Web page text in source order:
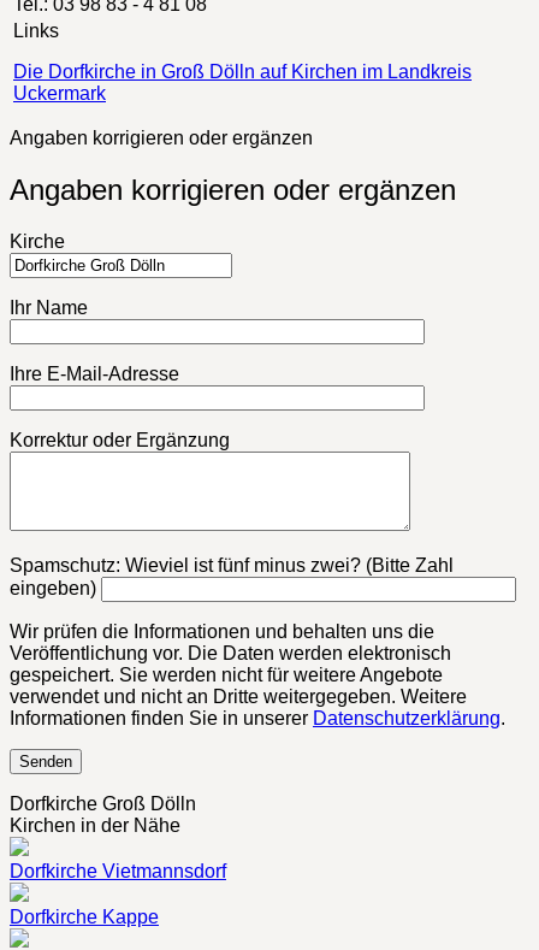
Links
Die Dorfkirche in Groß Dölln auf Kirchen im Landkreis
Uckermark
Angaben korrigieren oder ergänzen
Angaben korrigieren oder ergänzen
Kirche
Ihr Name
Ihre E-Mail-Adresse
Korrektur oder Ergänzung
Bitte lasse dieses Feld leer.
Spamschutz: Wieviel ist fünf minus zwei? (Bitte Zahl
eingeben)
Wir prüfen die Informationen und behalten uns die
Veröffentlichung vor. Die Daten werden elektronisch
gespeichert. Sie werden nicht für weitere Angebote
verwendet und nicht an Dritte weitergegeben. Weitere
Informationen finden Sie in unserer Datenschutzerklärung.
Dorfkirche Groß Dölln
Kirchen in der Nähe
Dorfkirche Vietmannsdorf
Dorfkirche Kappe